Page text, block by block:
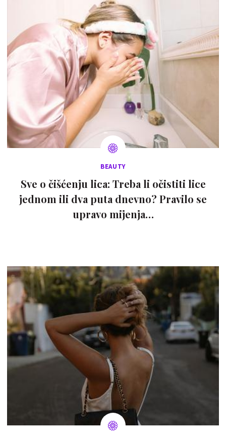
BEAUTY
Sve o čišćenju lica: Treba li očistiti lice
jednom ili dva puta dnevno? Pravilo se
upravo mijenja…